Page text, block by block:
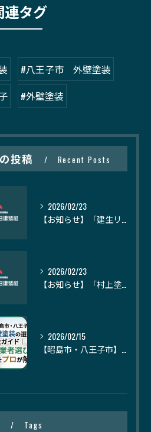
連タグ
#八王子市 外壁塗装
#外壁塗装
投稿 Recent Posts
2026/02/23
2026/02/23
2026/02/15
Tags